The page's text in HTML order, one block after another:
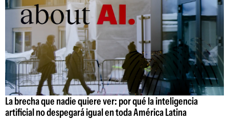
La brecha que nadie quiere ver: por qué la inteligencia
artificial no despegará igual en toda América Latina